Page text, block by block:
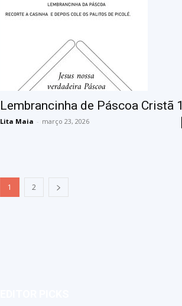
Lembrancinha de Páscoa Cristã 1
Lita Maia - março 23, 2026
1 2